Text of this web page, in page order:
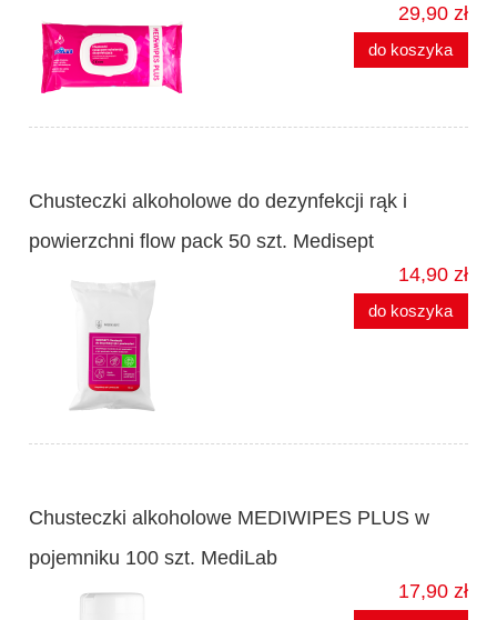
29,90 zł
do koszyka
Chusteczki alkoholowe do dezynfekcji rąk i
powierzchni flow pack 50 szt. Medisept
14,90 zł
do koszyka
Chusteczki alkoholowe MEDIWIPES PLUS w
pojemniku 100 szt. MediLab
17,90 zł